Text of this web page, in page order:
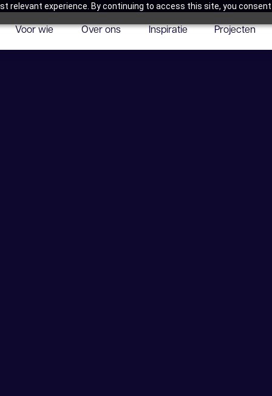
relevant experience. By continuing to access this site, you
Voor wie Over ons Inspiratie Projecten